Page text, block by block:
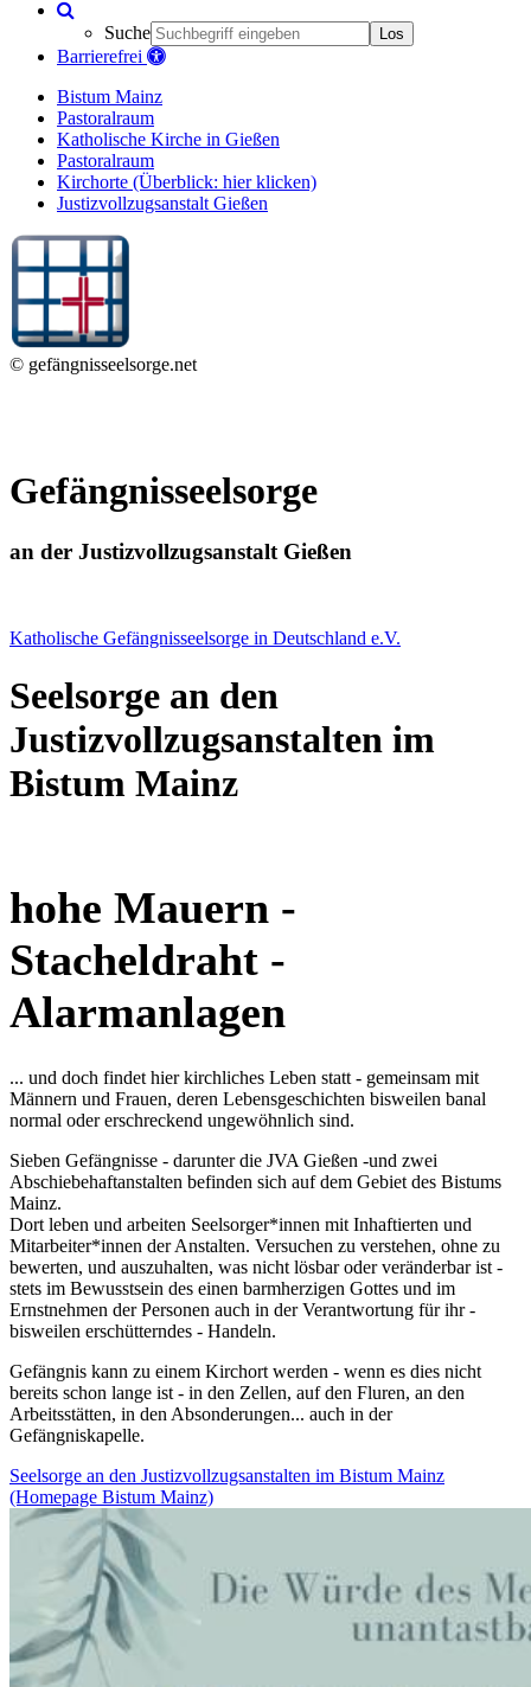
Suche Los
Barrierefrei
Bistum Mainz
Pastoralraum
Katholische Kirche in Gießen
Pastoralraum
Kirchorte (Überblick: hier klicken)
Justizvollzugsanstalt Gießen
© gefängnisseelsorge.net
Gefängnisseelsorge
an der Justizvollzugsanstalt Gießen
Katholische Gefängnisseelsorge in Deutschland e.V.
Seelsorge an den
Justizvollzugsanstalten im
Bistum Mainz
hohe Mauern -
Stacheldraht -
Alarmanlagen
... und doch findet hier kirchliches Leben statt - gemeinsam mit
Männern und Frauen, deren Lebensgeschichten bisweilen banal
normal oder erschreckend ungewöhnlich sind.
Sieben Gefängnisse - darunter die JVA Gießen -und zwei
Abschiebehaftanstalten befinden sich auf dem Gebiet des Bistums
Mainz.
Dort leben und arbeiten Seelsorger*innen mit Inhaftierten und
Mitarbeiter*innen der Anstalten. Versuchen zu verstehen, ohne zu
bewerten, und auszuhalten, was nicht lösbar oder veränderbar ist -
stets im Bewusstsein des einen barmherzigen Gottes und im
Ernstnehmen der Personen auch in der Verantwortung für ihr -
bisweilen erschütterndes - Handeln.
Gefängnis kann zu einem Kirchort werden - wenn es dies nicht
bereits schon lange ist - in den Zellen, auf den Fluren, an den
Arbeitsstätten, in den Absonderungen... auch in der
Gefängniskapelle.
Seelsorge an den Justizvollzugsanstalten im Bistum Mainz
(Homepage Bistum Mainz)